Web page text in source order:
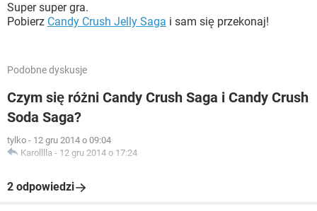
Super super gra.
Pobierz Candy Crush Jelly Saga i sam się przekonaj!
Podobne dyskusje
Czym się różni Candy Crush Saga i Candy Crush
Soda Saga?
tylko - 12 gru 2014 o 09:04
Karolllla - 12 gru 2014 o 17:24
2 odpowiedzi